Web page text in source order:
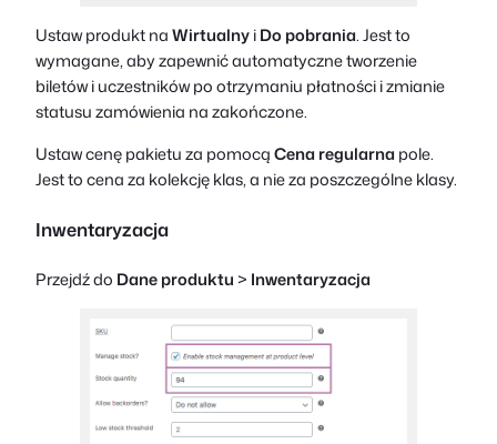
Ustaw produkt naWirtualnyiDo pobrania. Jest to
wymagane, aby zapewnić automatyczne tworzenie
biletów i uczestników po otrzymaniu płatności i zmianie
statusu zamówienia na zakończone.
Ustaw cenę pakietu za pomocąCena regularnapole.
Jest to cena za kolekcję klas, a nie za poszczególne klasy.
Inwentaryzacja
Przejdź do Dane produktu> Inwentaryzacja